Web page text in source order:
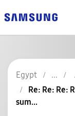
Egypt
Re: Re: Re:
sum...